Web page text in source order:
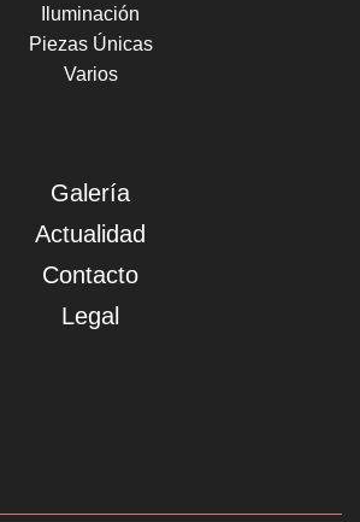
Iluminación
Piezas Únicas
Varios
Galería
Actualidad
Contacto
Legal